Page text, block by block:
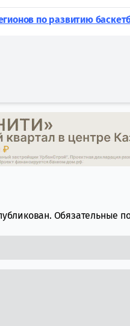
по развитию
Обязательные